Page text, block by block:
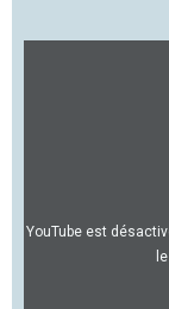
YouTube est